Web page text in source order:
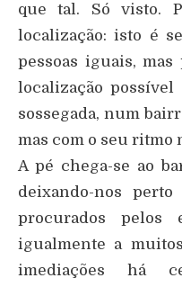
que tal. Só visto.
localização: isto é
pessoas iguais,
localização possível
sossegada, num
mas com o seu ritmo
A pé chega-se ao
deixando-nos
procurados pelos
igualmente a
imediações há